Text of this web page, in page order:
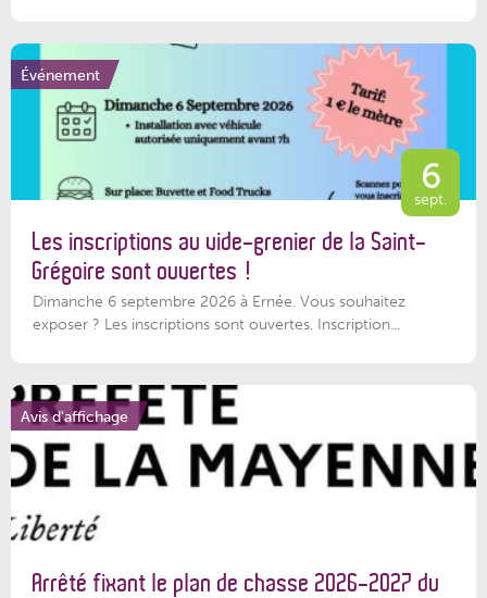
Événement
6
sept.
Les inscriptions au vide-grenier de la Saint-
Grégoire sont ouvertes !
Dimanche 6 septembre 2026 à Ernée. Vous souhaitez
exposer ? Les inscriptions sont ouvertes. Inscription...
Avis d'affichage
Arrêté fixant le plan de chasse 2026-2027 du